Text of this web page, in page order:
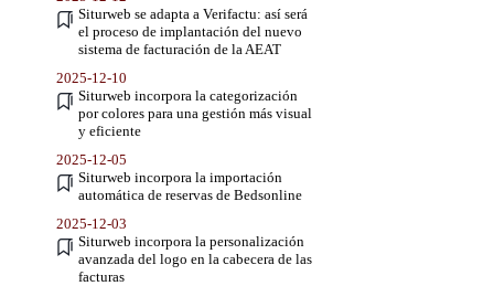
Siturweb se adapta a Verifactu: así será
el proceso de implantación del nuevo
sistema de facturación de la AEAT
2025-12-10
Siturweb incorpora la categorización
por colores para una gestión más visual
y eficiente
2025-12-05
Siturweb incorpora la importación
automática de reservas de Bedsonline
2025-12-03
Siturweb incorpora la personalización
avanzada del logo en la cabecera de las
facturas